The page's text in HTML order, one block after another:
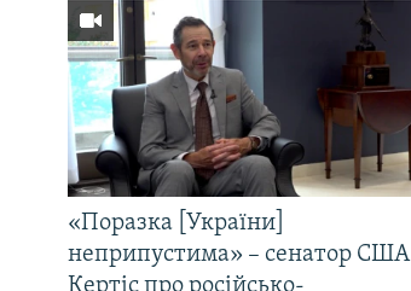
«Поразка [України]
неприпустима» – сенатор США
Кертіс про російсько-